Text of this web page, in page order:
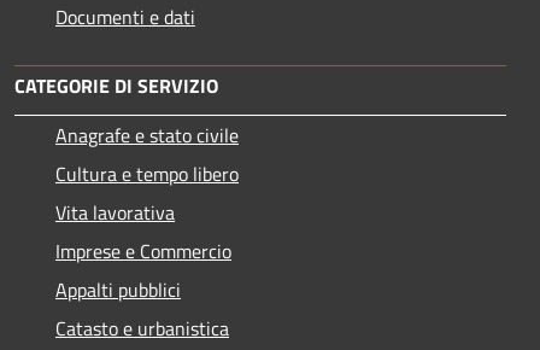
Documenti e dati
CATEGORIE DI SERVIZIO
Anagrafe e stato civile
Cultura e tempo libero
Vita lavorativa
Imprese e Commercio
Appalti pubblici
Catasto e urbanistica